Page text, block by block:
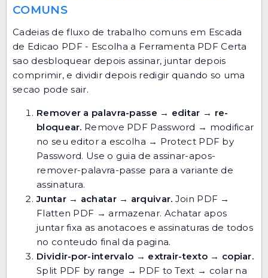
COMUNS
Cadeias de fluxo de trabalho comuns em Escada
de Edicao PDF - Escolha a Ferramenta PDF Certa
sao desbloquear depois assinar, juntar depois
comprimir, e dividir depois redigir quando so uma
secao pode sair.
Remover a palavra-passe → editar → re-
bloquear. Remove PDF Password → modificar
no seu editor a escolha → Protect PDF by
Password. Use o guia de assinar-apos-
remover-palavra-passe para a variante de
assinatura.
Juntar → achatar → arquivar. Join PDF →
Flatten PDF → armazenar. Achatar apos
juntar fixa as anotacoes e assinaturas de todos
no conteudo final da pagina.
Dividir-por-intervalo → extrair-texto → copiar.
Split PDF by range → PDF to Text → colar na